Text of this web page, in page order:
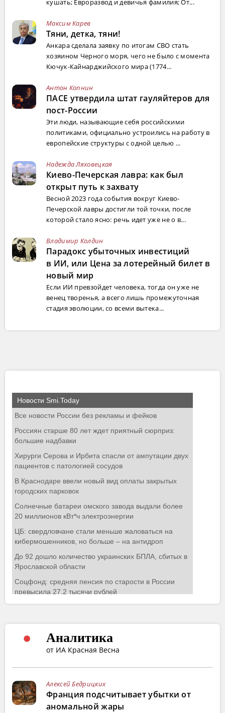
кушать; Евроразвод и девичья фамилия; От...
Максим Карев
Тяни, детка, тяни!
Анкара сделала заявку по итогам СВО стать
хозяином Черного моря, чего не было с момента
Кючук-Кайнарджийского мира (1774...
Антон Копнин
ПАСЕ утвердила штат гауляйтеров для
пост-России
Эти люди, называющие себя российскими
политиками, официально устроились на работу в
европейские структуры с одной целью ...
Надежда Ляховецкая
Киево-Печерская лавра: как был
открыт путь к захвату
Весной 2023 года события вокруг Киево-
Печерской лавры достигли той точки, после
которой стало ясно: речь идет уже не о в...
Владимир Колдин
Парадокс убыточных инвестиций
в ИИ, или Цена за лотерейный билет в
новый мир
Если ИИ превзойдет человека, тогда он уже не
венец творенья, а всего лишь промежуточная
стадия эволюции, со всеми вытека...
Аналитика
от ИА Красная Весна
Алексей Бедрицких
Франция подсчитывает убытки от
аномальной жары